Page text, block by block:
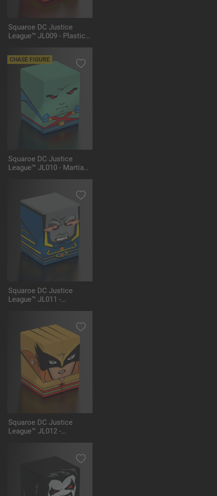
Squaroe DC Justice
League™ JL009 - Plastic
CHASE FIGURE
Squaroe DC Justice
League™ JL010 - Martian
Squaroe DC Justice
League™ JL011 -
Squaroe DC Justice
League™ JL012 -